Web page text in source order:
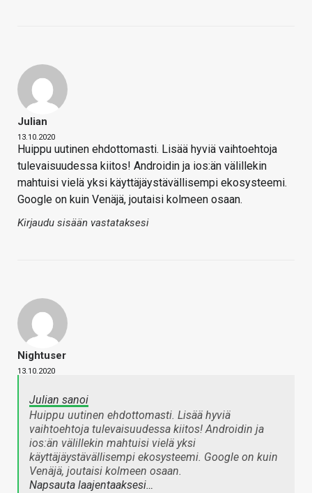
Julian
13.10.2020
Huippu uutinen ehdottomasti. Lisää hyviä vaihtoehtoja
tulevaisuudessa kiitos! Androidin ja ios:än välillekin
mahtuisi vielä yksi käyttäjäystävällisempi ekosysteemi.
Google on kuin Venäjä, joutaisi kolmeen osaan.
Kirjaudu sisään vastataksesi
Nightuser
13.10.2020
Julian sanoi
Huippu uutinen ehdottomasti. Lisää hyviä
vaihtoehtoja tulevaisuudessa kiitos! Androidin ja
ios:än välillekin mahtuisi vielä yksi
käyttäjäystävällisempi ekosysteemi. Google on kuin
Venäjä, joutaisi kolmeen osaan.
Napsauta laajentaaksesi…